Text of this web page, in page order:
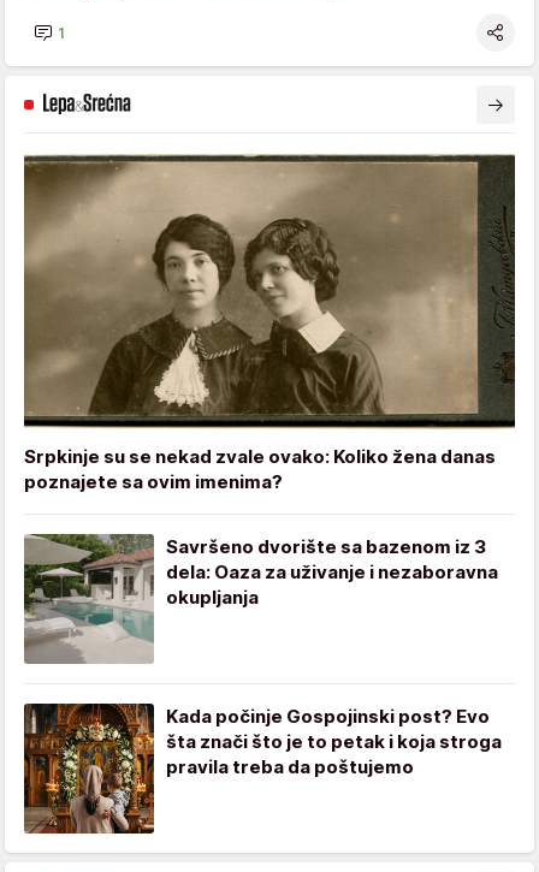
1
Srpkinje su se nekad zvale ovako: Koliko žena danas
poznajete sa ovim imenima?
Savršeno dvorište sa bazenom iz 3
dela: Oaza za uživanje i nezaboravna
okupljanja
Kada počinje Gospojinski post? Evo
šta znači što je to petak i koja stroga
pravila treba da poštujemo